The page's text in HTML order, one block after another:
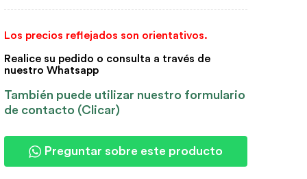
Los precios reflejados son orientativos.
Realice su pedido o consulta a través de
nuestro Whatsapp
También puede utilizar nuestro formulario
de contacto (Clicar)
Preguntar sobre este producto